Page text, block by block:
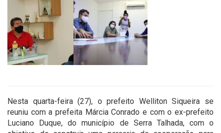
Nesta quarta-feira (27), o prefeito Welliton Siqueira se
reuniu com a prefeita Márcia Conrado e com o ex-prefeito
Luciano Duque, do município de Serra Talhada, com o